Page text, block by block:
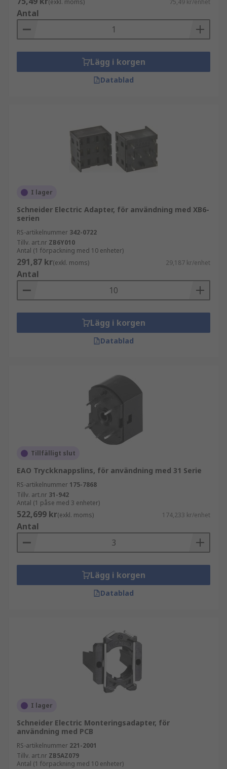
(exkl. moms) 75,49 kr/enhet
Antal
Lägg i korgen
Datablad
I lager
Schneider Electric Adapter, för användning med XB6-
serien
RS-artikelnummer 342-0722
Tillv. art.nr ZB6Y010
Antal (1 förpackning med 10 enheter)
291,87 kr(exkl. moms) 29,187 kr/enhet
Antal
Lägg i korgen
Datablad
Tillfälligt slut
EAO Tryckknappslins, för användning med 31 Serie
RS-artikelnummer 175-7868
Tillv. art.nr 31-942
Antal (1 påse med 3 enheter)
522,699 kr(exkl. moms) 174,233 kr/enhet
Antal
Lägg i korgen
Datablad
I lager
Schneider Electric Monteringsadapter, för
användning med PCB
RS-artikelnummer 221-2001
Tillv. art.nr ZB5AZ079
Antal (1 förpackning med 10 enheter)